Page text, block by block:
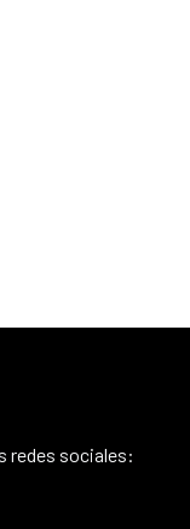
redes sociales: